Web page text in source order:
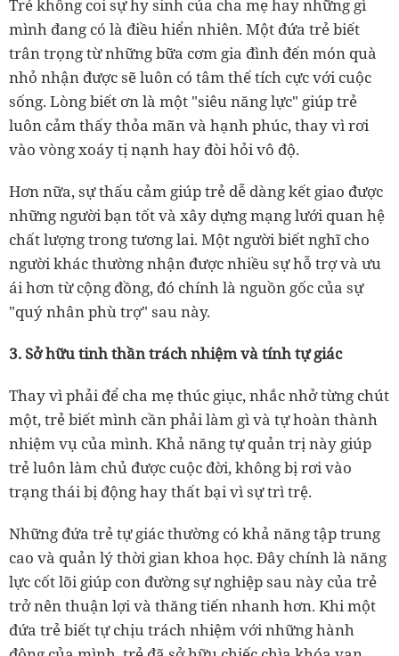
Trẻ không coi sự hy sinh của cha mẹ hay những gì
mình đang có là điều hiển nhiên. Một đứa trẻ biết
trân trọng từ những bữa cơm gia đình đến món quà
nhỏ nhận được sẽ luôn có tâm thế tích cực với cuộc
sống. Lòng biết ơn là một "siêu năng lực" giúp trẻ
luôn cảm thấy thỏa mãn và hạnh phúc, thay vì rơi
vào vòng xoáy tị nạnh hay đòi hỏi vô độ.
Hơn nữa, sự thấu cảm giúp trẻ dễ dàng kết giao được
những người bạn tốt và xây dựng mạng lưới quan hệ
chất lượng trong tương lai. Một người biết nghĩ cho
người khác thường nhận được nhiều sự hỗ trợ và ưu
ái hơn từ cộng đồng, đó chính là nguồn gốc của sự
"quý nhân phù trợ" sau này.
3. Sở hữu tinh thần trách nhiệm và tính tự giác
Thay vì phải để cha mẹ thúc giục, nhắc nhở từng chút
một, trẻ biết mình cần phải làm gì và tự hoàn thành
nhiệm vụ của mình. Khả năng tự quản trị này giúp
trẻ luôn làm chủ được cuộc đời, không bị rơi vào
trạng thái bị động hay thất bại vì sự trì trệ.
Những đứa trẻ tự giác thường có khả năng tập trung
cao và quản lý thời gian khoa học. Đây chính là năng
lực cốt lõi giúp con đường sự nghiệp sau này của trẻ
trở nên thuận lợi và thăng tiến nhanh hơn. Khi một
đứa trẻ biết tự chịu trách nhiệm với những hành